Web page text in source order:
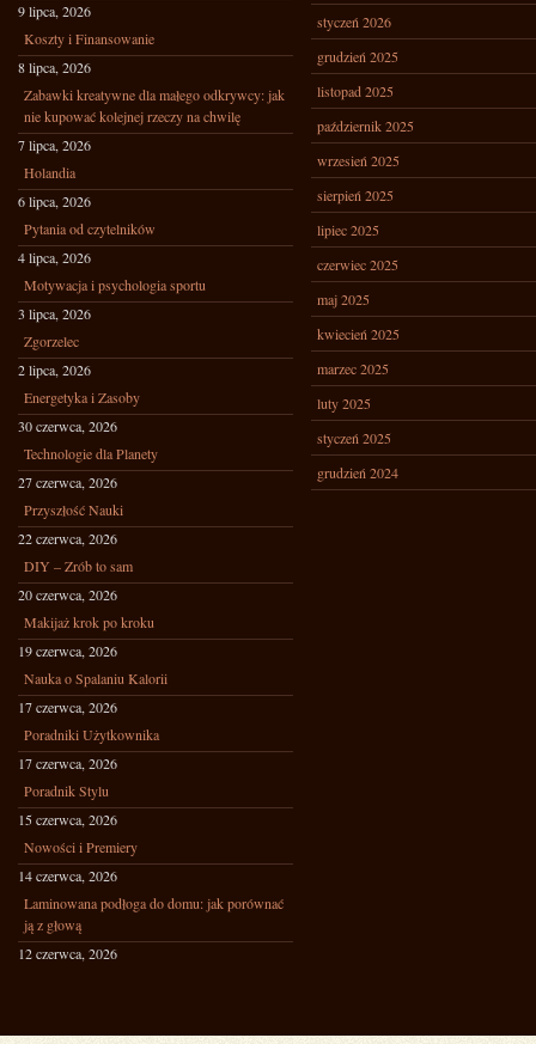
9 lipca, 2026
Koszty i Finansowanie
8 lipca, 2026
Zabawki kreatywne dla małego odkrywcy: jak
nie kupować kolejnej rzeczy na chwilę
7 lipca, 2026
Holandia
6 lipca, 2026
Pytania od czytelników
4 lipca, 2026
Motywacja i psychologia sportu
3 lipca, 2026
Zgorzelec
2 lipca, 2026
Energetyka i Zasoby
30 czerwca, 2026
Technologie dla Planety
27 czerwca, 2026
Przyszłość Nauki
22 czerwca, 2026
DIY – Zrób to sam
20 czerwca, 2026
Makijaż krok po kroku
19 czerwca, 2026
Nauka o Spalaniu Kalorii
17 czerwca, 2026
Poradniki Użytkownika
17 czerwca, 2026
Poradnik Stylu
15 czerwca, 2026
Nowości i Premiery
14 czerwca, 2026
Laminowana podłoga do domu: jak porównać
ją z głową
12 czerwca, 2026
styczeń 2026
grudzień 2025
listopad 2025
październik 2025
wrzesień 2025
sierpień 2025
lipiec 2025
czerwiec 2025
maj 2025
kwiecień 2025
marzec 2025
luty 2025
styczeń 2025
grudzień 2024